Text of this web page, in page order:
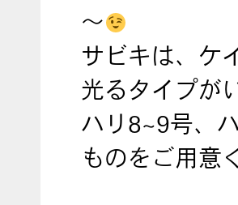
～
サビキは、ケ
光るタイプが
ハリ8~9号、
ものをご用意